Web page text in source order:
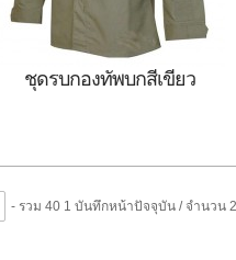
Combat Uniform ACU ผลิต
ในประเทศจีน
ชุดรบกองทัพบกสีเขียว
- รวม 40 1 บันทึกหน้าปัจจุบัน / จำนวน